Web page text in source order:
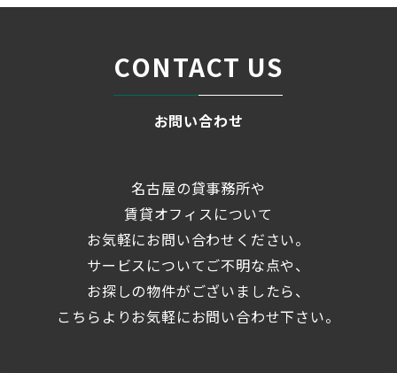
CONTACT US
お問い合わせ
名古屋の貸事務所や
賃貸オフィスについて
お気軽にお問い合わせください。
サービスについてご不明な点や、
お探しの物件がございましたら、
こちらよりお気軽にお問い合わせ下さい。